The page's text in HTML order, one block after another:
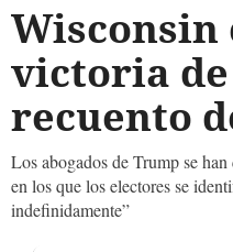
victoria
recuento
Los abogados de Trump se
en los que los electores se
indefinidamente”